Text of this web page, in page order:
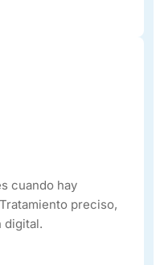
cuando hay
preciso,
digital.